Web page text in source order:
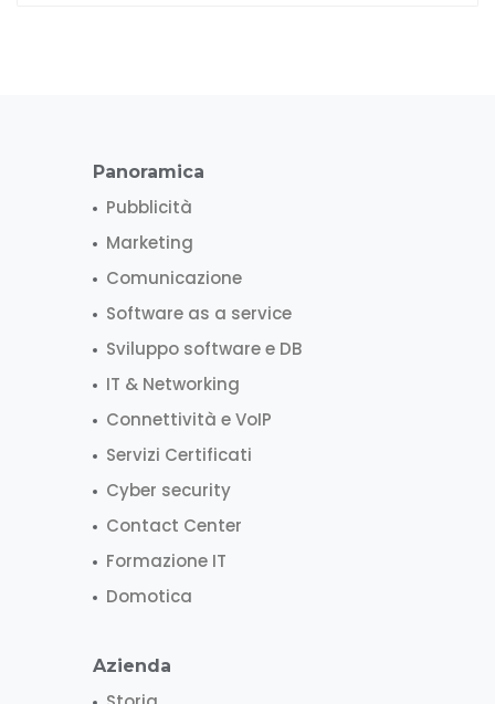
Panoramica
Pubblicità
Marketing
Comunicazione
Software as a service
Sviluppo software e DB
IT & Networking
Connettività e VoIP
Servizi Certificati
Cyber security
Contact Center
Formazione IT
Domotica
Azienda